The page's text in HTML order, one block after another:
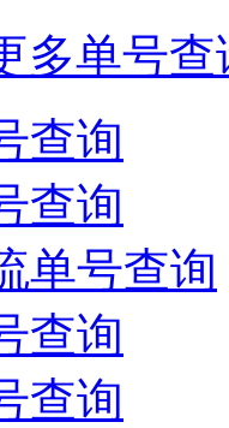
多单号查
查询
查询
单号查询
查询
查询